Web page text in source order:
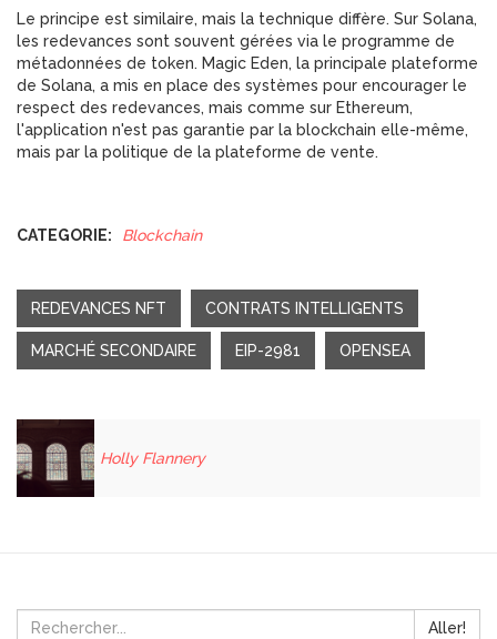
Le principe est similaire, mais la technique diffère. Sur Solana,
les redevances sont souvent gérées via le programme de
métadonnées de token. Magic Eden, la principale plateforme
de Solana, a mis en place des systèmes pour encourager le
respect des redevances, mais comme sur Ethereum,
l'application n'est pas garantie par la blockchain elle-même,
mais par la politique de la plateforme de vente.
CATEGORIE: Blockchain
REDEVANCES NFT CONTRATS INTELLIGENTS
MARCHÉ SECONDAIRE EIP-2981 OPENSEA
Holly Flannery
Aller!